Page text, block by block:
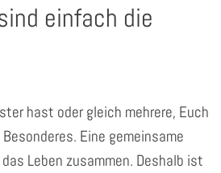
einfach die
hast oder gleich mehrere, Euch
Eine gemeinsame
Leben zusammen. Deshalb ist